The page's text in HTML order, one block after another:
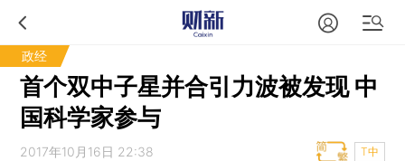
政经
首个双中子星并合引力波被发现 中
国科学家参与
2017年10月16日 22:38 T中